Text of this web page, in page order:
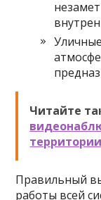
Читайте
территории
Правильный
работы всей